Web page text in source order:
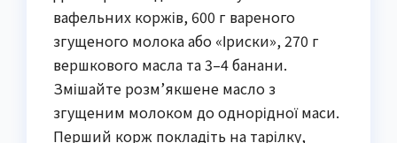
вафельних коржів, 600 г вареного
згущеного молока або «Іриски», 270 г
вершкового масла та 3–4 банани.
Змішайте розм’якшене масло з
згущеним молоком до однорідної маси.
Перший корж покладіть на тарілку,